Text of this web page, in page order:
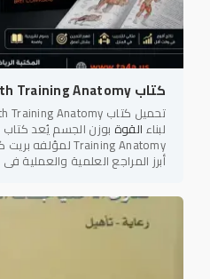
كتاب Bodyweight Strength Training Anatomy
لبناء القوة
أبرز المراجع العلمية والعملية في